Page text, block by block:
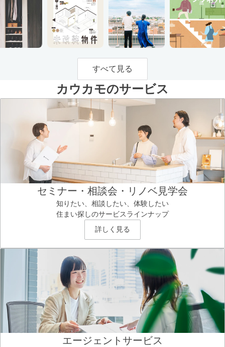
すべて見る
カウカモのサービス
セミナー・相談会・リノベ見学会
知りたい、相談したい、体験したい
住まい探しのサービスラインナップ
詳しく見る
エージェントサービス